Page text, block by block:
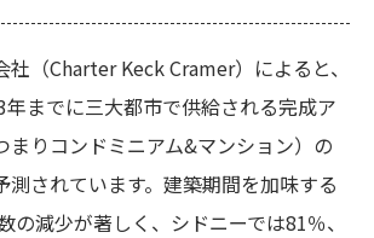
（Charter Keck Cramer）によると、
までに三大都市で供給される完成ア
まりコンドミニアム&マンション）の
測されています。建築期間を加味する
の減少が著しく、シドニーでは81％、